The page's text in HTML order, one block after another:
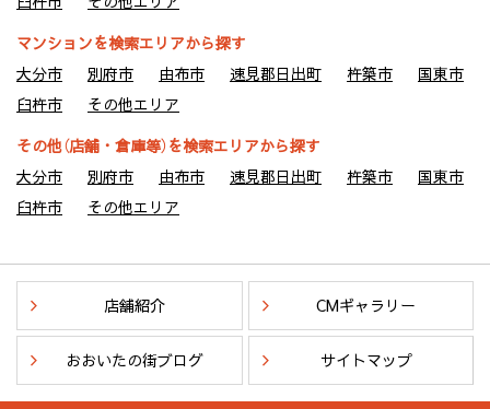
マンションを検索エリアから探す
大分市
別府市 由布市 速見郡日出町 杵築市
国東市
臼杵市
その他エリア
その他（店舗・倉庫等）を検索エリアから探す
大分市
別府市 由布市 速見郡日出町 杵築市
国東市
臼杵市
その他エリア
店舗紹介 CMギャラリー
おおいたの街ブログ サイトマップ